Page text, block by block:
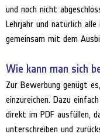
und noch nicht
Lehrjahr und natürlich
gemeinsam mit dem
Wie kann man sich
Zur Bewerbung genügt
einzureichen. Dazu
direkt im PDF ausfüllen,
unterschreiben und